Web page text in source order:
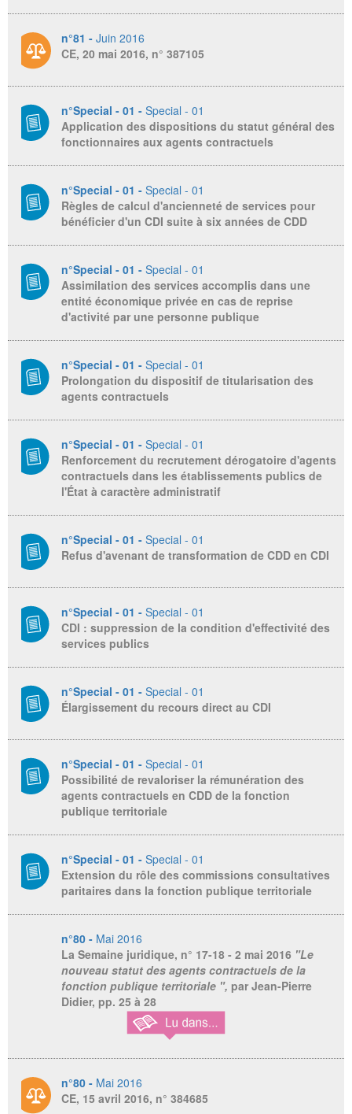
n°81 - Juin 2016
CE, 20 mai 2016, n° 387105
n°Special - 01 - Special - 01
Application des dispositions du statut général des
fonctionnaires aux agents contractuels
n°Special - 01 - Special - 01
Règles de calcul d'ancienneté de services pour
bénéficier d'un CDI suite à six années de CDD
n°Special - 01 - Special - 01
Assimilation des services accomplis dans une
entité économique privée en cas de reprise
d'activité par une personne publique
n°Special - 01 - Special - 01
Prolongation du dispositif de titularisation des
agents contractuels
n°Special - 01 - Special - 01
Renforcement du recrutement dérogatoire d'agents
contractuels dans les établissements publics de
l'État à caractère administratif
n°Special - 01 - Special - 01
Refus d'avenant de transformation de CDD en CDI
n°Special - 01 - Special - 01
CDI : suppression de la condition d'effectivité des
services publics
n°Special - 01 - Special - 01
Élargissement du recours direct au CDI
n°Special - 01 - Special - 01
Possibilité de revaloriser la rémunération des
agents contractuels en CDD de la fonction
publique territoriale
n°Special - 01 - Special - 01
Extension du rôle des commissions consultatives
paritaires dans la fonction publique territoriale
n°80 - Mai 2016
La Semaine juridique, n° 17-18 - 2 mai 2016 "Le
nouveau statut des agents contractuels de la
fonction publique territoriale ", par Jean-Pierre
Didier, pp. 25 à 28
n°80 - Mai 2016
CE, 15 avril 2016, n° 384685